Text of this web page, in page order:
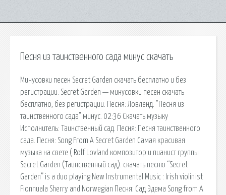
Песня из таинственного сада минус скачать
Минусовки песен Secret Garden скачать бесплатно и без
регистрации. Secret Garden — минусовки песен скачать
бесплатно, без регистрации. Песня: Ловленд. "Песня из
таинственного сада" минус. 02:36 Скачать музыку
Исполнитель: Таинственный сад. Песня: Песня таинственного
сада. Песня: Song From A Secret Garden Самая красивая
музыка на свете ( Rolf Lovland композитор и пианист группы
Secret Garden (Таинственный сад). скачать песню “Secret
Garden” is a duo playing New Instrumental Music : Irish violinist
Fionnuala Sherry and Norwegian Песня: Сад Эдема Song from A